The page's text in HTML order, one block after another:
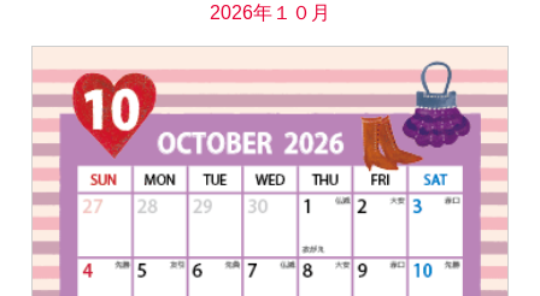
2026年１０月